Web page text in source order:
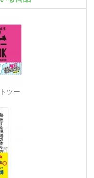
ツー